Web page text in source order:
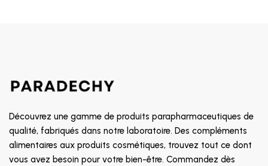
Découvrez une gamme de produits parapharmaceutiques de
qualité, fabriqués dans notre laboratoire. Des compléments
alimentaires aux produits cosmétiques, trouvez tout ce dont
vous avez besoin pour votre bien-être. Commandez dès